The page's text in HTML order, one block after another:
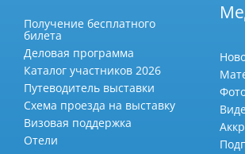
Получение бесплатного
билета
Деловая программа
Каталог участников 2026
Путеводитель выставки
Схема проезда на выставку
Визовая поддержка
Отели